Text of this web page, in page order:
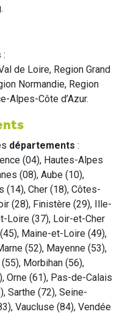
:
de Loire, Region Grand
Normandie, Region
Alpes-Côte d’Azur.
départements :
(04), Hautes-Alpes
(08), Aube (10),
(14), Cher (18), Côtes-
(28), Finistère (29), Ille-
Loire (37), Loir-et-Cher
Maine-et-Loire (49),
(52), Mayenne (53),
Morbihan (56),
Orne (61), Pas-de-Calais
Sarthe (72), Seine-
Vaucluse (84), Vendée